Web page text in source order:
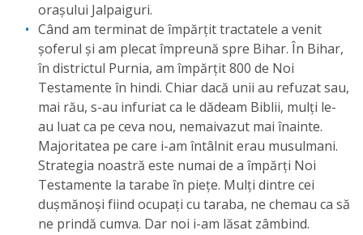
orașului Jalpaiguri.
Când am terminat de împărțit tractatele a venit
șoferul și am plecat împreună spre Bihar. În Bihar,
în districtul Purnia, am împărțit 800 de Noi
Testamente în hindi. Chiar dacă unii au refuzat sau,
mai rău, s-au infuriat ca le dădeam Biblii, mulți le-
au luat ca pe ceva nou, nemaivazut mai înainte.
Majoritatea pe care i-am întâlnit erau musulmani.
Strategia noastră este numai de a împărți Noi
Testamente la tarabe în piețe. Mulți dintre cei
dușmănoși fiind ocupați cu taraba, ne chemau ca să
ne prindă cumva. Dar noi i-am lăsat zâmbind.